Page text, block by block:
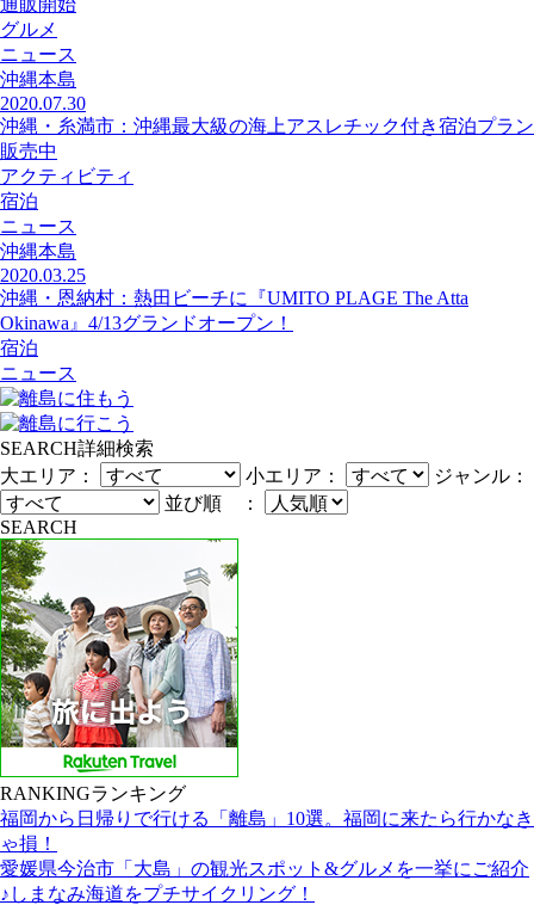
通販開始
グルメ
ニュース
沖縄本島
2020.07.30
沖縄・糸満市：沖縄最大級の海上アスレチック付き宿泊プラン
販売中
アクティビティ
宿泊
ニュース
沖縄本島
2020.03.25
沖縄・恩納村：熱田ビーチに『UMITO PLAGE The Atta
Okinawa』4/13グランドオープン！
宿泊
ニュース
SEARCH詳細検索
大エリア：
小エリア：
ジャンル：
並び順 ：
SEARCH
RANKINGランキング
福岡から日帰りで行ける「離島」10選。福岡に来たら行かなき
ゃ損！
愛媛県今治市「大島」の観光スポット&グルメを一挙にご紹介
♪しまなみ海道をプチサイクリング！